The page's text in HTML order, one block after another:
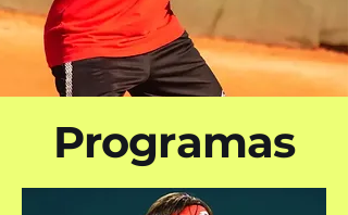
Programas